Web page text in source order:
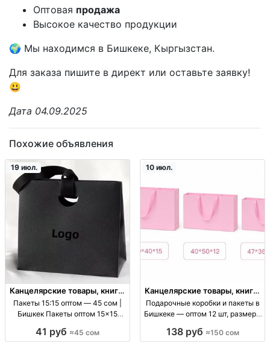
Оптовая продажа
Высокое качество продукции
🌍 Мы находимся в Бишкеке, Кыргызстан.
Для заказа пишите в директ или оставьте заявку!
😃
Дата 04.09.2025
Похожие объявления
19 июл.
Канцелярские товары, книги,
учебники
Пакеты 15:15 оптом — 45 сом |
Бишкек Пакеты оптом 15×15
упаковки, цена 45 KGS
41 руб ≈45 сом
10 июл.
Канцелярские товары, книги,
учебники
Подарочные коробки и пакеты в
Бишкеке — оптом 12 шт, размеры
подарочные коробки, размеры
138 руб ≈150 сом